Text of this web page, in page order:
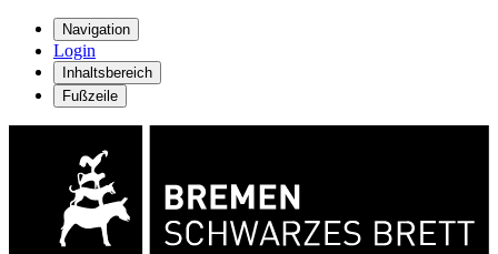
Navigation
Login
Inhaltsbereich
Fußzeile